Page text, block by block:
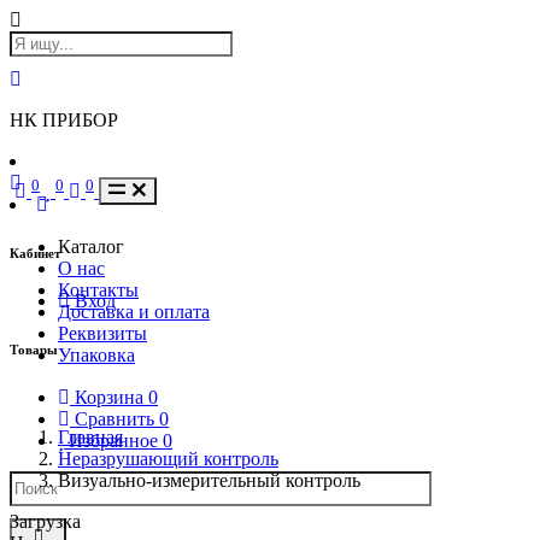
НК ПРИБОР
Кабинет
Вход
Товары
Корзина 0
Сравнить 0
Избранное 0
0 0 0
Каталог
О нас
Контакты
Доставка и оплата
Реквизиты
Упаковка
Главная
Неразрушающий контроль
Визуально-измерительный контроль
Загрузка